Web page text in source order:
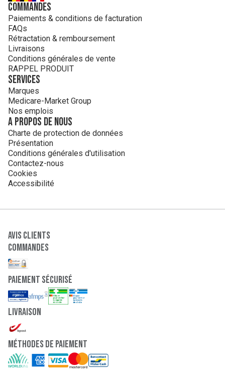
Commandes
Paiements & conditions de facturation
FAQs
Rétractation & remboursement
Livraisons
Conditions générales de vente
RAPPEL PRODUIT
Services
Marques
Medicare-Market Group
Nos emplois
A propos de nous
Charte de protection de données
Présentation
Conditions générales d'utilisation
Contactez-nous
Cookies
Accessibilité
Avis clients
Commandes
paiement sécurisé
Livraison
Méthodes de paiement